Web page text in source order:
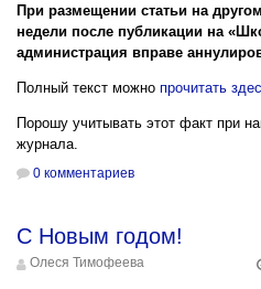
При размещении статьи на
недели после публикации на
администрация вправе
Полный текст можно прочитать
Порошу учитывать этот факт при
журнала.
0 комментариев
С Новым годом!
Олеся Тимофеева